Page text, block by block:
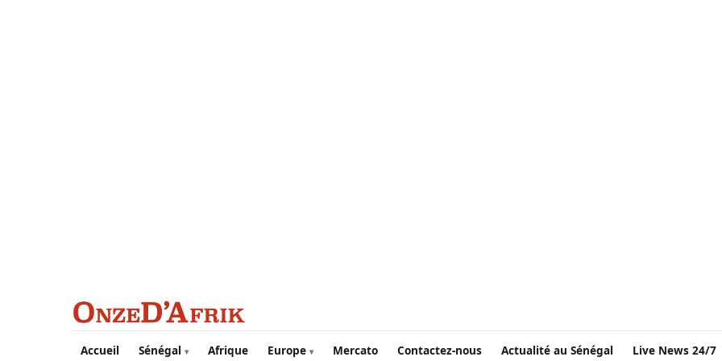
Aller au contenu principal
Accueil Sénégal Afrique Europe Mercato Contactez-nous Actualité au Sénégal Live News 24/7